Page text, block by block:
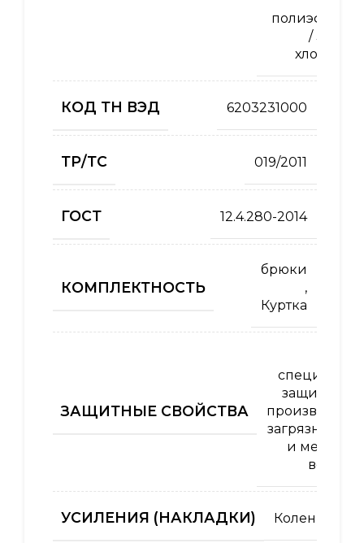
полиэфир
/ 35%
хлопок
КОД ТН ВЭД 6203231000
ТР/ТС 019/2011
ГОСТ 12.4.280-2014
КОМПЛЕКТНОСТЬ
брюки
,
Куртка
ЗАЩИТНЫЕ СВОЙСТВА
защиты от
загрязнений
и
УСИЛЕНИЯ (НАКЛАДКИ) Колени